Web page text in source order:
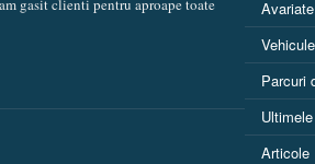
gasit clienti pentru aproape toate
Avariate
Parcuri
Articole